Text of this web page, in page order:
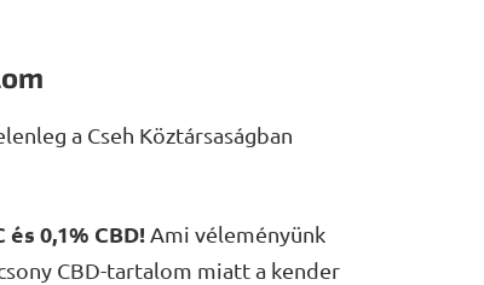
a Cseh Köztársaságban
0,1% CBD! Ami véleményünk
CBD-tartalom miatt a kender